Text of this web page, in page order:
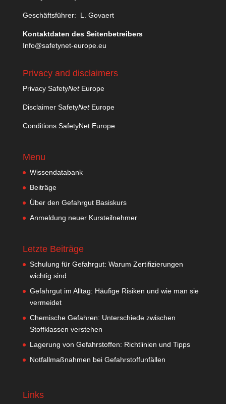
Geschäftsführer: L. Govaert
Kontaktdaten des Seitenbetreibers
Info@safetynet-europe.eu
Privacy and disclaimers
Privacy SafetyNetEurope
Disclaimer SafetyNetEurope
Conditions SafetyNet Europe
Menu
Wissendatabank
Beiträge
Über den Gefahrgut Basiskurs
Anmeldung neuer Kursteilnehmer
Letzte Beiträge
Schulung für Gefahrgut: Warum Zertifizierungen
wichtig sind
Gefahrgut im Alltag: Häufige Risiken und wie man sie
vermeidet
Chemische Gefahren: Unterschiede zwischen
Stoffklassen verstehen
Lagerung von Gefahrstoffen: Richtlinien und Tipps
Notfallmaßnahmen bei Gefahrstoffunfällen
Links